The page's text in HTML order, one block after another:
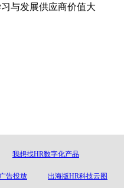
习与发展供应商价值大
我想找HR数字化产品
广告投放 出海版HR科技云图